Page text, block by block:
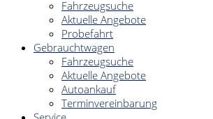
Fahrzeugsuche
Aktuelle Angebote
Probefahrt
Gebrauchtwagen
Fahrzeugsuche
Aktuelle Angebote
Autoankauf
Terminvereinbarung